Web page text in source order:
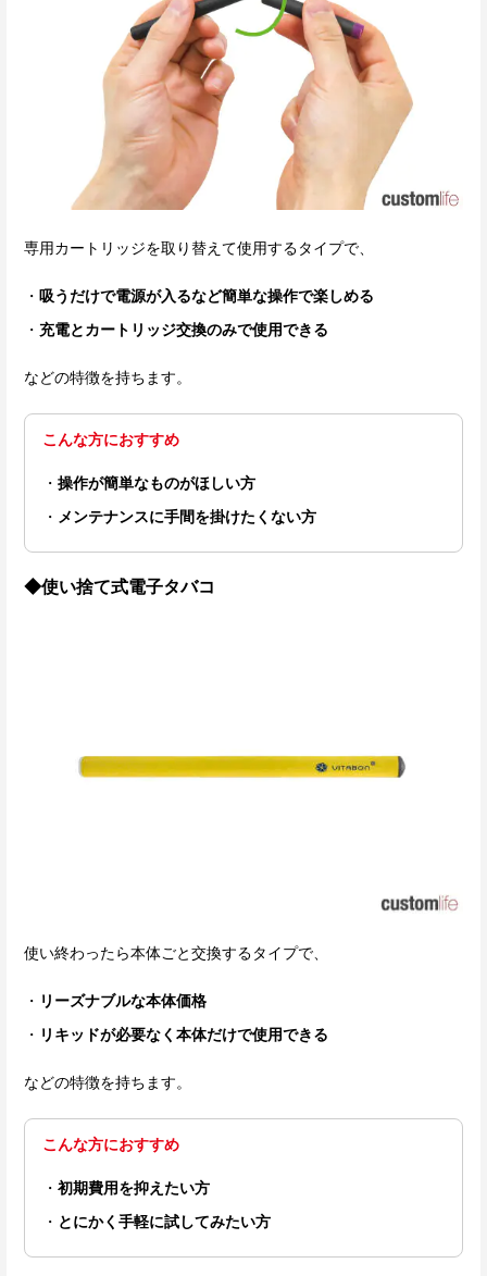
専用カートリッジを取り替えて使用するタイプで、
吸うだけで電源が入るなど簡単な操作で楽しめる
充電とカートリッジ交換のみで使用できる
などの特徴を持ちます。
こんな方におすすめ
操作が簡単なものがほしい方
メンテナンスに手間を掛けたくない方
◆使い捨て式電子タバコ
使い終わったら本体ごと交換するタイプで、
リーズナブルな本体価格
リキッドが必要なく本体だけで使用できる
などの特徴を持ちます。
こんな方におすすめ
初期費用を抑えたい方
とにかく手軽に試してみたい方